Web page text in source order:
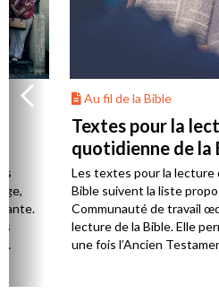
Au fil de la Bible
Textes pour la
quotidienne de la
Les textes pour la lecture
Bible suivent la liste
Communauté de travail
lecture de la Bible. Elle
une fois l’Ancien